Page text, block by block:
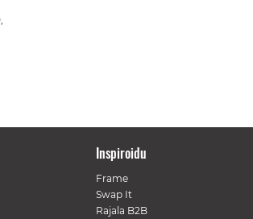
Inspiroidu
Frame
Swap It
Rajala B2B